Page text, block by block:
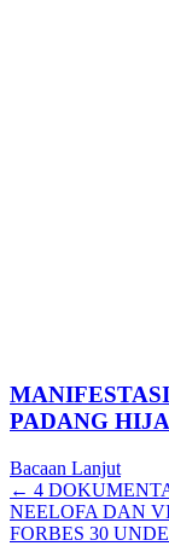
PADANG
Bacaan Lanjut
Posts
navigation
← 4
NEELOFA DAN
FORBES 30